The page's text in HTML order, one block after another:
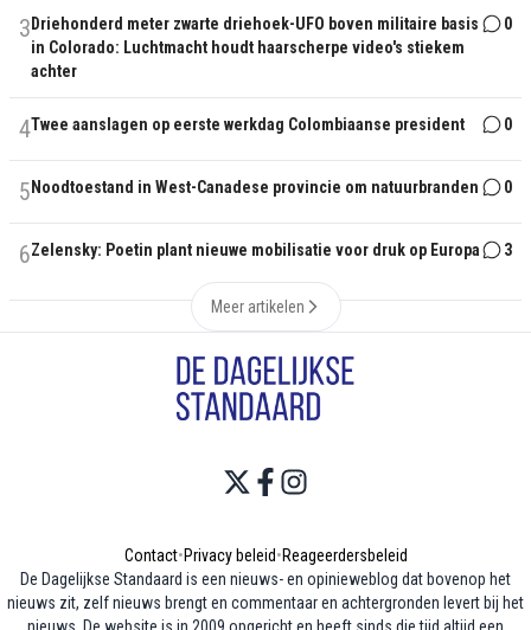
3 Driehonderd meter zwarte driehoek-UFO boven militaire basis
in Colorado: Luchtmacht houdt haarscherpe video's stiekem
achter
0
4Twee aanslagen op eerste werkdag Colombiaanse president 0
5 Noodtoestand in West-Canadese provincie om natuurbranden 0
6Zelensky: Poetin plant nieuwe mobilisatie voor druk op Europa 3
Meer artikelen
Contact•Privacy beleid•Reageerdersbeleid
De Dagelijkse Standaard is een nieuws- en opinieweblog dat bovenop het
nieuws zit, zelf nieuws brengt en commentaar en achtergronden levert bij het